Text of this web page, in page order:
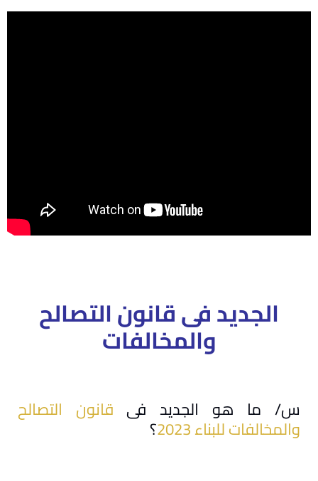
الجديد فى قانون التصالح
والمخالفات
س/ ما هو الجديد فى قانون التصالح
والمخالفات للبناء 2023 ؟